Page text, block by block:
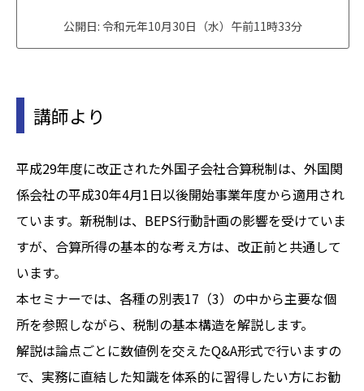
公開日: 令和元年10月30日（水）午前11時33分
講師より
平成29年度に改正された外国子会社合算税制は、外国関
係会社の平成30年4月1日以後開始事業年度から適用され
ています。新税制は、BEPS行動計画の影響を受けていま
すが、合算所得の基本的な考え方は、改正前と共通して
います。
本セミナーでは、各種の別表17（3）の中から主要な個
所を参照しながら、税制の基本構造を解説します。
解説は論点ごとに数値例を交えたQ&A形式で行いますの
で、実務に直結した知識を体系的に習得したい方にお勧